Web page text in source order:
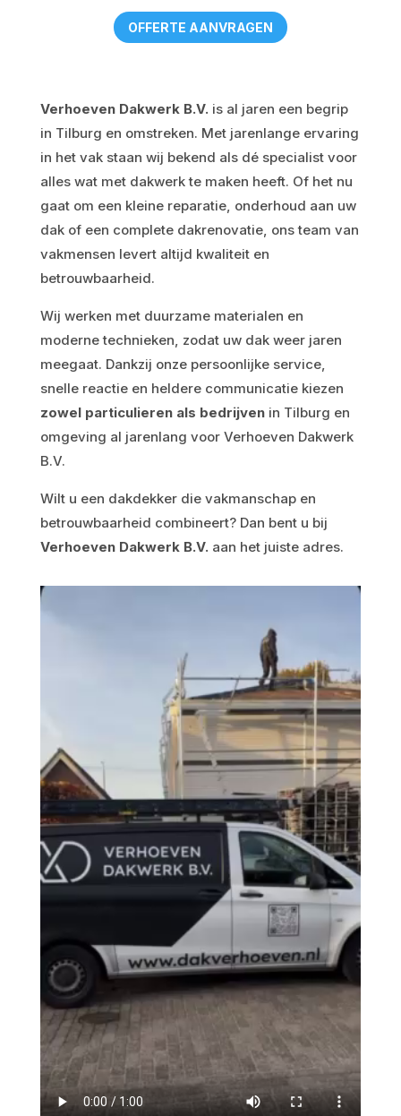
OFFERTE AANVRAGEN
Verhoeven Dakwerk B.V. is al jaren een begrip
in Tilburg en omstreken. Met jarenlange ervaring
in het vak staan wij bekend als dé specialist voor
alles wat met dakwerk te maken heeft. Of het nu
gaat om een kleine reparatie, onderhoud aan uw
dak of een complete dakrenovatie, ons team van
vakmensen levert altijd kwaliteit en
betrouwbaarheid.
Wij werken met duurzame materialen en
moderne technieken, zodat uw dak weer jaren
meegaat. Dankzij onze persoonlijke service,
snelle reactie en heldere communicatie kiezen
zowel particulieren als bedrijvenin Tilburg en
omgeving al jarenlang voor Verhoeven Dakwerk
B.V.
Wilt u een dakdekker die vakmanschap en
betrouwbaarheid combineert? Dan bent u bij
Verhoeven Dakwerk B.V. aan het juiste adres.